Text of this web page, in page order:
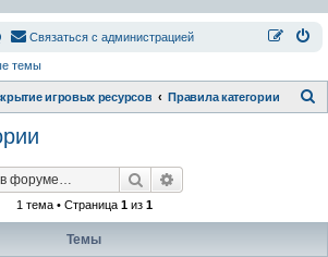
Связаться с администрацией
темы
игровых ресурсов Правила категории
Поиск
1 тема • Страница 1из 1
Темы